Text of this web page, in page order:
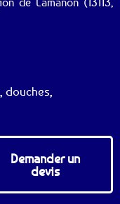
douches,
Demander un
devis